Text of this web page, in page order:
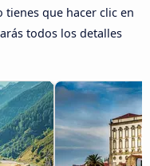
tienes que hacer clic en
todos los detalles